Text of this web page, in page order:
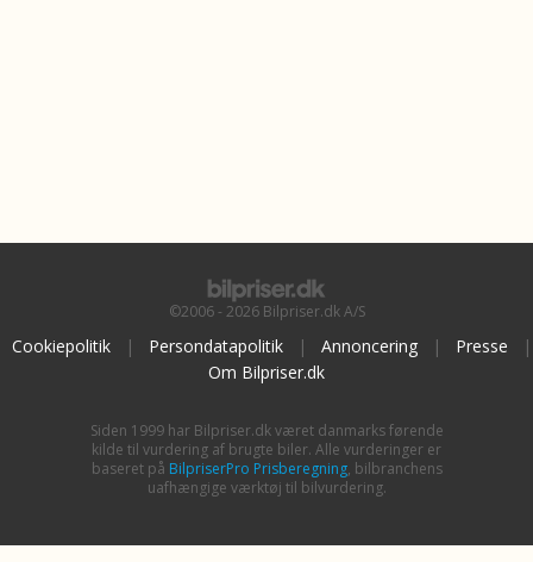
©2006 - 2026 Bilpriser.dk A/S
Cookiepolitik | Persondatapolitik | Annoncering | Presse
|
Om Bilpriser.dk
Siden 1999 har Bilpriser.dk været danmarks førende
kilde til vurdering af brugte biler. Alle vurderinger er
baseret på BilpriserPro Prisberegning, bilbranchens
uafhængige værktøj til bilvurdering.